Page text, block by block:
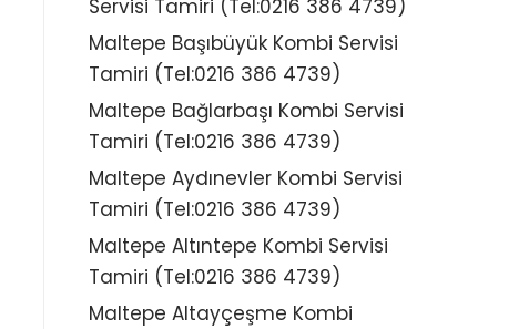
Servisi Tamiri (Tel:0216 386 4739)
Maltepe Başıbüyük Kombi Servisi
Tamiri (Tel:0216 386 4739)
Maltepe Bağlarbaşı Kombi Servisi
Tamiri (Tel:0216 386 4739)
Maltepe Aydınevler Kombi Servisi
Tamiri (Tel:0216 386 4739)
Maltepe Altıntepe Kombi Servisi
Tamiri (Tel:0216 386 4739)
Maltepe Altayçeşme Kombi